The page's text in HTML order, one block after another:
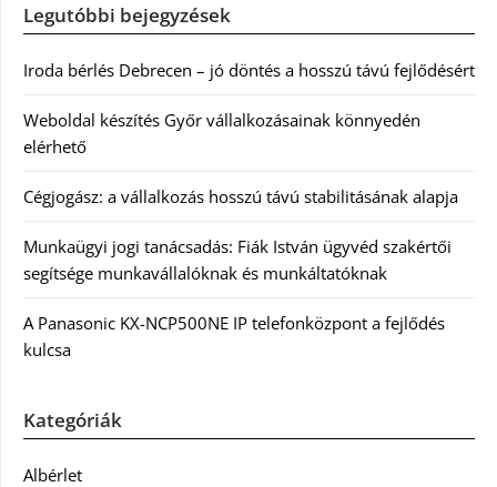
Legutóbbi bejegyzések
Iroda bérlés Debrecen – jó döntés a hosszú távú fejlődésért
Weboldal készítés Győr vállalkozásainak könnyedén
elérhető
Cégjogász: a vállalkozás hosszú távú stabilitásának alapja
Munkaügyi jogi tanácsadás: Fiák István ügyvéd szakértői
segítsége munkavállalóknak és munkáltatóknak
A Panasonic KX-NCP500NE IP telefonközpont a fejlődés
kulcsa
Kategóriák
Albérlet